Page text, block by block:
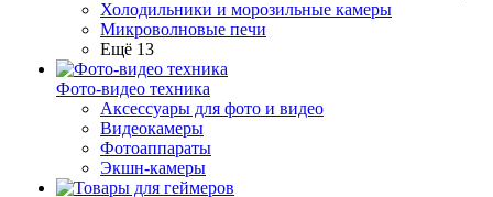
Холодильники и морозильные камеры
Микроволновые печи
Ещё 13
Фото-видео техника
Аксессуары для фото и видео
Видеокамеры
Фотоаппараты
Экшн-камеры